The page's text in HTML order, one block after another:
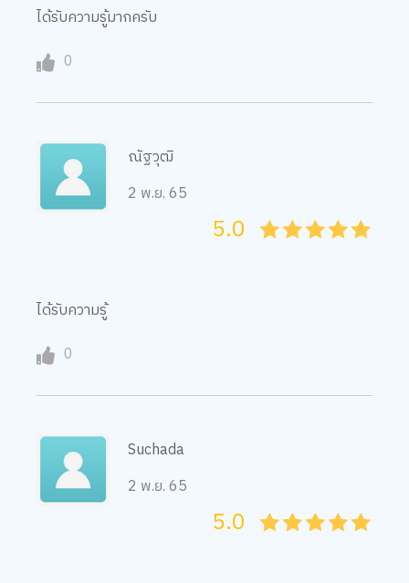
ได้รับความรู้มากครับ
0
ณัฐวุฒิ
2 พ.ย. 65
45
4
35
3
25
2
15
1
05
5.0
ได้รับความรู้
0
Suchada
2 พ.ย. 65
45
4
35
3
25
2
15
1
05
5.0